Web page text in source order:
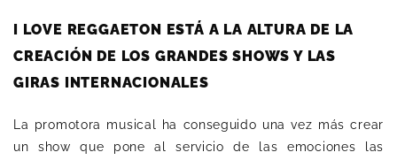
I LOVE REGGAETON ESTÁ A LA ALTURA DE LA
CREACIÓN DE LOS GRANDES SHOWS Y LAS
GIRAS INTERNACIONALES
La promotora musical ha conseguido una vez más crear
un show que pone al servicio de las emociones las